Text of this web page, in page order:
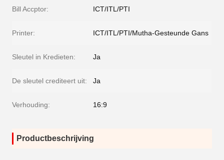
Bill Accptor: ICT/ITL/PTI
Printer: ICT/ITL/PTI/Mutha-Gesteunde Gans
Sleutel in Kredieten: Ja
De sleutel crediteert uit: Ja
Verhouding: 16:9
Productbeschrijving